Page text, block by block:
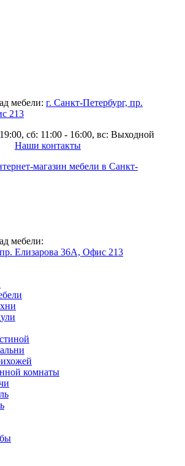
мебели: г. Санкт-Петербург, пр.
213
сб: 11:00 - 16:00, вс: Выходной
Наши контакты
мебели:
Елизарова 36А, Офис 213
комнаты